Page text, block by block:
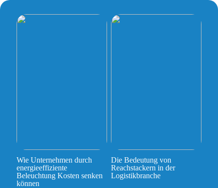
Wie Unternehmen durch
energieeffiziente
Beleuchtung Kosten senken
können
Die Bedeutung von
Reachstackern in der
Logistikbranche